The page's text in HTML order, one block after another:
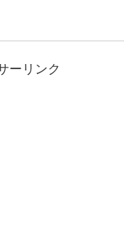
ーリンク